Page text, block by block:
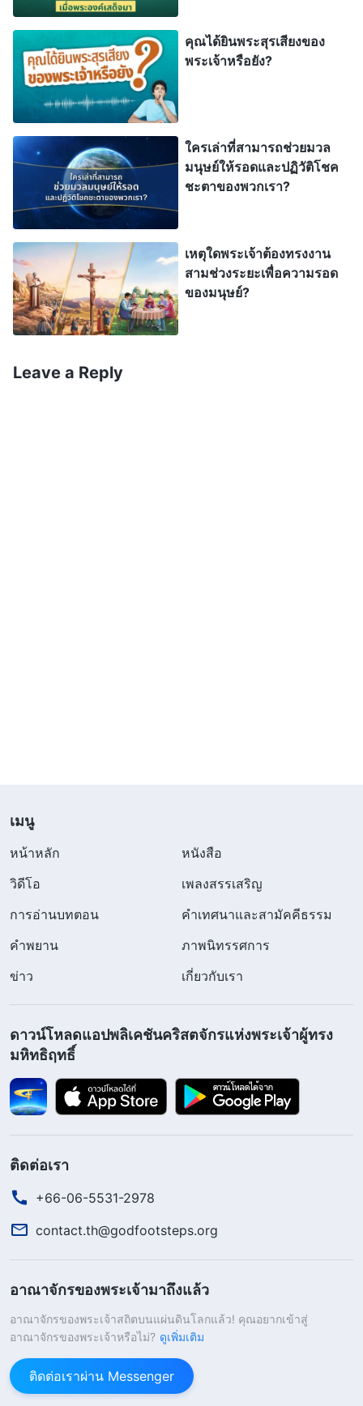
ที่ยิ่งใหญ่ เพื่อล่อลวงแม้พวกที่พระเจ้าทรงเลือกถ้าเป็น
ได้” (มัทธิว 24:23-24)องค์พระผู้เป็นเจ้าตรัสไว้ชัดมาก
เมื่อองค์พระเยซูเจ้ากลับมาในยุคสุดท้าย จะทรงดำรัส
วจนะอีกมากมาย นำมนุษย์ให้เข้าใจและเข้าสู่ความ
จริงทั้งมวล จึงทรงย้ำเตือนครั้งแล้วครั้งเล่าว่า กุญแจ
ของการต้อนรับคือการฟังเสียงพระเจ้า ถ้าได้ยินใคร
เป็นพยานว่า “เจ้าบ่าวมาแล้ว” เราต้องเป็นหญิง
พรหมจารีมีปัญญา แสวงหาและฟังสุรเสียงพระเจ้า นั่น
เป็นทางเดียวที่จะรับเสด็จองค์พระผู้เป็นเจ้า เป็นเส้น
ทางเดียวที่จะต้อนรับการทรงกลับมา พระคริสต์มาใน
ยุคสุดท้ายแล้ว จึงแน่นอนว่าพระองค์กำลังแสดงความ
จริงเพิ่มอีกเพื่อความรอดของมวลมนุษย์ แต่พระคริสต์
เทียมแค่แสดงหมายสำคัญและการอัศจรรย์เพื่อนำให้
บอกเราให้แยกแยะพระคริสต์เทียมจากพระคริสต์แท้
กล่าวโทษและปฏิเสธงานของพระคริสต์แห่งยุคสุดท้าย
ไม่เท่าทันไม่ใช่หรือ? ทำให้ข้อพระคัมภีร์เหล่านี้ลุล่วง:
“คนโง่ตายเพราะขาดสามัญสำนึก”(สุภาษิต 10:21)
“ประชากรของเราถูกทำลายเพราะขาดความรู้
า 4:6)
รายละเอียดของเรื่องนี้จากพระวจนะของพระเจ้าผู้ทรง
มหิทธิฤทธิ์กันครับ พระเจ้าผู้ทรงมหิทธิฤทธิ์ตรัสว่า
“พระเจ้าผู้ทรงจุติเป็นมนุษย์เรียกว่าพระคริสต์ และพระ
คริสต์คือเนื้อหนังมนุษย์ที่พระวิญญาณของพระเจ้าทรง
หนัง ความแตกต่างนี้เป็นเพราะว่า พระคริสต์ไม่ได้ทรง
เป็นเลือดเนื้อ พระองค์ทรงเป็นการจุติเป็นมนุษย์ของ
พระวิญญาณ พระองค์ทรงมีทั้งสภาวะความเป็นมนุษย์
มนุษย์ปกติของพระองค์ช่วยในการทำกิจกรรมตาม
ปกติทั้งหมดของพระองค์ในเนื้อหนัง ในขณะที่เทว
พระองค์เอง”(พระวจนะฯ เล่ม 1 การทรงปรากฏและพระ
คุณได้ยินพระสุรเสียงของ
พระเจ้าหรือยัง?
ใครเล่าที่สามารถช่วยมวล
มนุษย์ให้รอดและปฏิวัติโชค
ชะตาของพวกเรา?
เหตุใดพระเจ้าต้องทรงงาน
สามช่วงระยะเพื่อความรอด
ของมนุษย์?
Leave a Reply
เมนู
หน้าหลัก
หนังสือ
วิดีโอ
เพลงสรรเสริญ
การอ่านบทตอน
คำเทศนาและสามัคคีธรรม
คำพยาน
ภาพนิทรรศการ
ข่าว
เกี่ยวกับเรา
ดาวน์โหลดแอปพลิเคชันคริสตจักรแห่งพระเจ้าผู้ทรง
มหิทธิฤทธิ์
ติดต่อเรา
+66-06-5531-2978
contact.th@godfootsteps.org
อาณาจักรของพระเจ้ามาถึงแล้ว
อาณาจักรของพระเจ้าสถิตบนแผ่นดินโลกแล้ว! คุณอยากเข้าสู่
อาณาจักรของพระเจ้าหรือไม่? ดูเพิ่มเติม
ติดต่อเราผ่าน Messenger